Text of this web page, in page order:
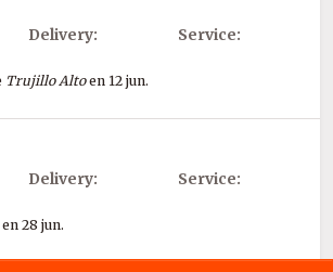
Delivery: Service:
Trujillo Altoen 12 jun.
Delivery: Service:
en 28 jun.